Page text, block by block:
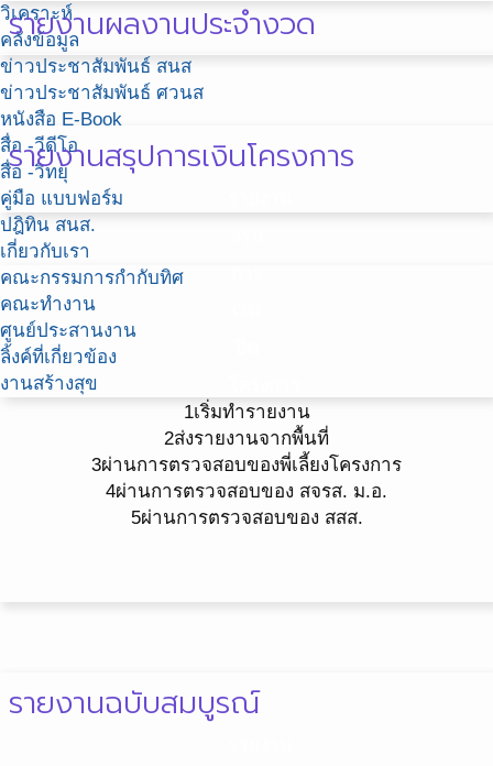
วิเคราะห์
คลังข้อมูล
ข่าวประชาสัมพันธ์ สนส
ข่าวประชาสัมพันธ์ ศวนส
หนังสือ E-Book
สื่อ -วีดีโอ
สื่อ -วิทยุ
คู่มือ แบบฟอร์ม
ปฎิทิน สนส.
เกี่ยวกับเรา
คณะกรรมการกำกับทิศ
คณะทำงาน
ศูนย์ประสานงาน
ลิ้งค์ที่เกี่ยวข้อง
งานสร้างสุข
รายงานผลงานประจำงวด
รายงานสรุปการเงินโครงการ
1เริ่มทำรายงาน
2ส่งรายงานจากพื้นที่
3ผ่านการตรวจสอบของพี่เลี้ยงโครงการ
4ผ่านการตรวจสอบของ สจรส. ม.อ.
5ผ่านการตรวจสอบของ สสส.
รายงานฉบับสมบูรณ์